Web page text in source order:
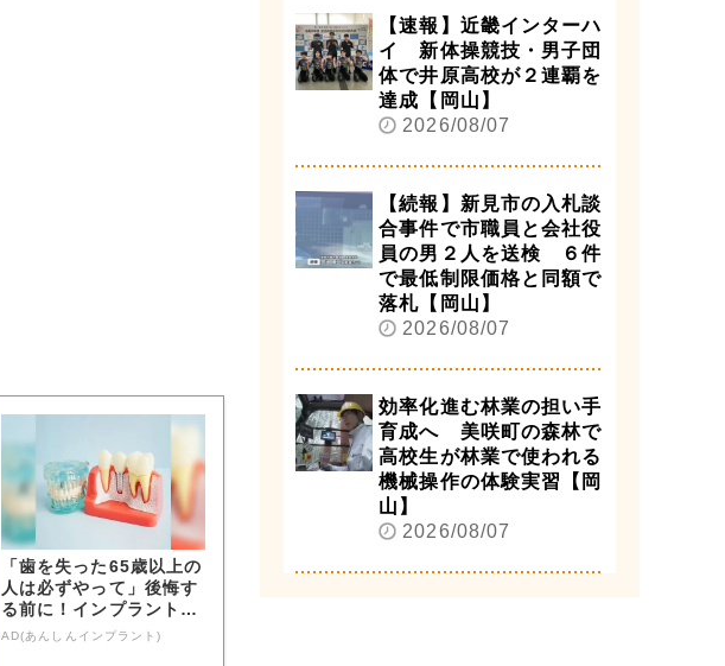
「歯を失った65歳以上の
人は必ずやって」後悔す
る前に！インプラントと
いう選択肢。
AD(あんしんインプラント)
【速報】近畿インターハ
イ 新体操競技・男子団
体で井原高校が２連覇を
達成【岡山】
2026/08/07
【続報】新見市の入札談
合事件で市職員と会社役
員の男２人を送検 ６件
で最低制限価格と同額で
落札【岡山】
2026/08/07
効率化進む林業の担い手
育成へ 美咲町の森林で
高校生が林業で使われる
機械操作の体験実習【岡
山】
2026/08/07